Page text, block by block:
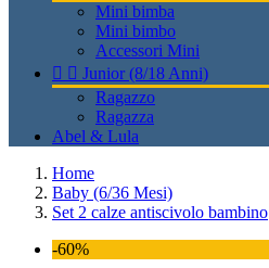
Mini bimba
Mini bimbo
Accessori Mini
  Junior (8/18 Anni)
Ragazzo
Ragazza
Abel & Lula
Home
Baby (6/36 Mesi)
Set 2 calze antiscivolo bambino
-60%